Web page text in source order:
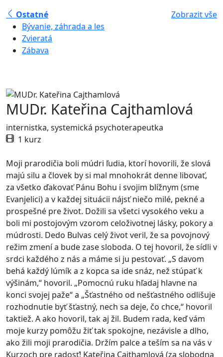
Ostatné
Zobrazit vše
Bývanie, záhrada a les
Zvieratá
Zábava
MUDr. Kateřina Cajthamlová
internistka, systemická psychoterapeutka
1 kurz
Moji prarodičia boli múdri ľudia, ktorí hovorili, že slová
majú silu a človek by si mal mnohokrát denne libovať,
za všetko ďakovať Pánu Bohu i svojim blížnym (sme
Evanjelici) a v každej situácii nájsť niečo milé, pekné a
prospešné pre život. Dožili sa všetci vysokého veku a
boli mi postojovým vzorom celoživotnej lásky, pokory a
múdrosti. Dedo Bulvas celý život veril, že sa povojnový
režim zmení a bude zase sloboda. O tej hovoril, že sídli v
srdci každého z nás a máme si ju pestovať. „S davom
behá každý lúmík a z kopca sa ide snáz, než stúpať k
výšinám,“ hovoril. „Pomocnú ruku hľadaj hlavne na
konci svojej paže“ a „Šťastného od nešťastného odlišuje
rozhodnutie byť šťastný, nech sa deje, čo chce,“ hovoril
taktiež. A ako hovoril, tak aj žil. Budem rada, keď vám
moje kurzy pomôžu žiť tak spokojne, nezávisle a dlho,
ako žili moji prarodičia. Držím palce a teším sa na vás v
Kurzoch pre radosť! Kateřina Cajthamlová (za slobodna